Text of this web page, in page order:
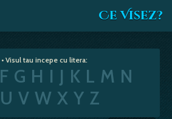
Ce Visez?
• Visul tau incepe cu litera:
F G H I J K L M N
U V W X Y Z